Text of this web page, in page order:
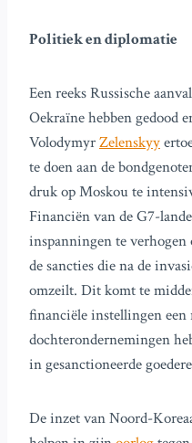
Politiek en diplomatie
Een reeks Russische
Oekraïne hebben gedood
VolodymyrZelenskyy
te doen aan de
druk op Moskou te
Financiën van de G7-
inspanningen te
de sancties die na de
omzeilt. Dit komt te
financiële instellingen
dochterondernemingen
in gesanctioneerde
De inzet van Noord-